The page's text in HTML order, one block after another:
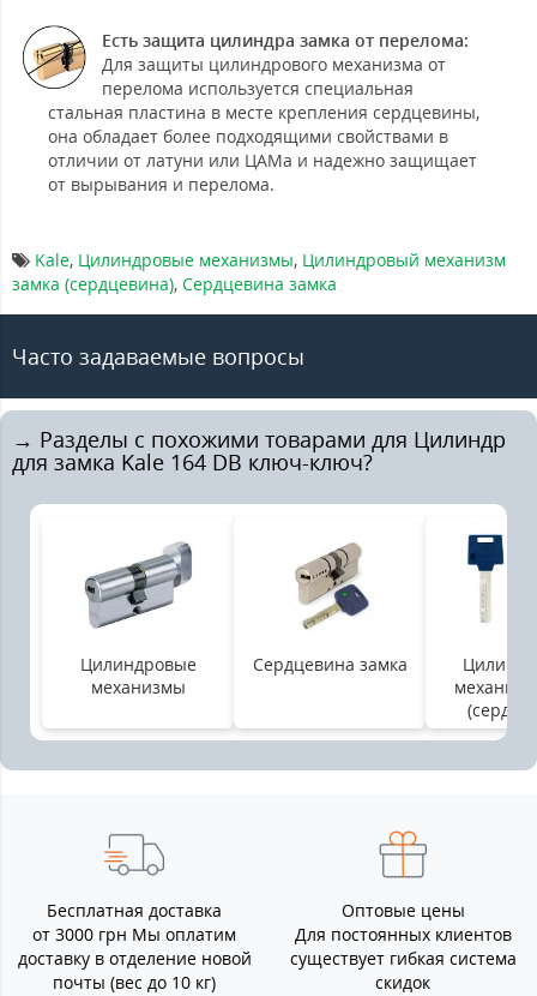
Есть защита цилиндра замка от перелома:
Для защиты цилиндрового механизма от
перелома используется специальная
стальная пластина в месте крепления сердцевины,
она обладает более подходящими свойствами в
отличии от латуни или ЦАМа и надежно защищает
от вырывания и перелома.
Kale, Цилиндровые механизмы, Цилиндровый механизм
замка (сердцевина), Сердцевина замка
Часто задаваемые вопросы
→ Разделы с похожими товарами для Цилиндр
для замка Kale 164 DB ключ-ключ?
Цилиндровые
механизмы
Сердцевина замка
Бесплатная доставка
от 3000 грн Мы оплатим
доставку в отделение новой
почты (вес до 10 кг)
Оптовые цены
Для постоянных клиентов
существует гибкая система
скидок